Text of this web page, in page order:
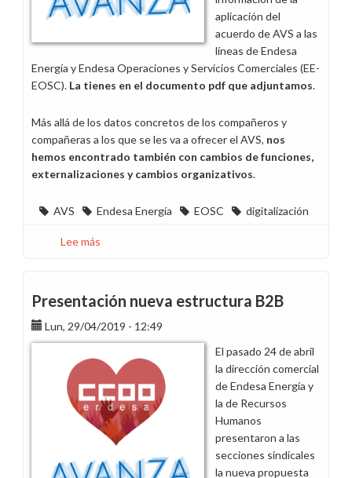
aplicación del
acuerdo de AVS a las
líneas de Endesa
Energía y Endesa Operaciones y Servicios Comerciales (EE-
EOSC). La tienes en el documento pdf que adjuntamos.
Más allá de los datos concretos de los compañeros y
compañeras a los que se les va a ofrecer el AVS, nos
hemos encontrado también con cambios de funciones,
externalizaciones y cambios organizativos.
AVS Endesa Energía EOSC digitalización
Lee más
acuerdo
de
AVS
en
Endesa
Energía
y
EOSC,
lo
importante
es
Presentación nueva estructura B2B
Lun, 29/04/2019 - 12:49
El pasado 24 de abril
la dirección comercial
de Endesa Energía y
la de Recursos
Humanos
presentaron a las
secciones sindicales
la nueva propuesta